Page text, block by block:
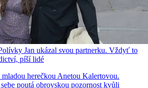
Jan ukázal svou partnerku. Vždyť to
píší lidé
herečkou Anetou Kalertovou.
poutá obrovskou pozornost kvůli